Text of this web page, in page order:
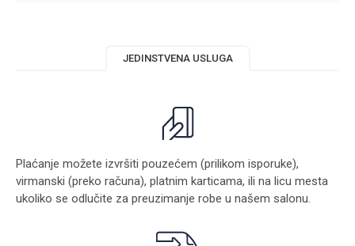
JEDINSTVENA USLUGA
Plaćanje možete izvršiti pouzećem (prilikom isporuke),
virmanski (preko računa), platnim karticama, ili na licu mesta
ukoliko se odlučite za preuzimanje robe u našem salonu.